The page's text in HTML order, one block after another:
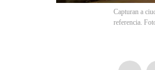
Capturan a
referencia.